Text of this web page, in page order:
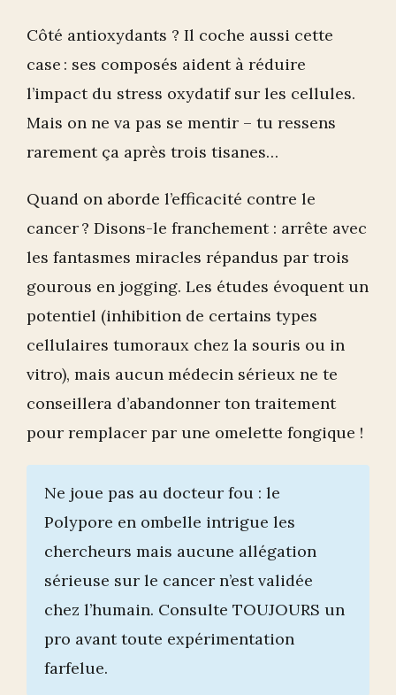
Côté antioxydants ? Il coche aussi cette
case : ses composés aident à réduire
l’impact du stress oxydatif sur les cellules.
Mais on ne va pas se mentir – tu ressens
rarement ça après trois tisanes…
Quand on aborde l’efficacité contre le
cancer ? Disons-le franchement : arrête avec
les fantasmes miracles répandus par trois
gourous en jogging. Les études évoquent un
potentiel (inhibition de certains types
cellulaires tumoraux chez la souris ou in
vitro), mais aucun médecin sérieux ne te
conseillera d’abandonner ton traitement
pour remplacer par une omelette fongique !
Ne joue pas au docteur fou : le
Polypore en ombelle intrigue les
chercheurs mais aucune allégation
sérieuse sur le cancer n’est validée
chez l’humain. Consulte TOUJOURS un
pro avant toute expérimentation
farfelue.